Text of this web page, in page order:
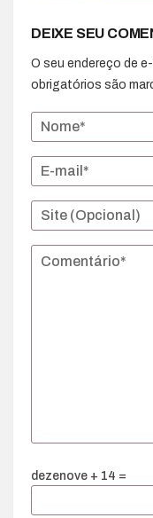
DEIXE SEU
O seu endereço de
obrigatórios são
dezenove + 14 =